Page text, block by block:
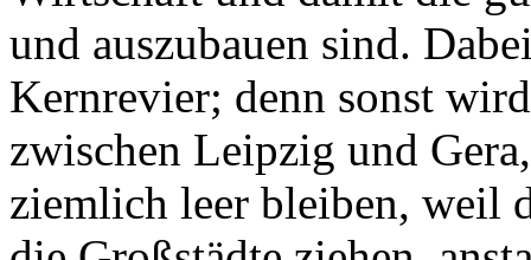
und auszubauen sind.
Kernrevier; denn sonst
zwischen Leipzig und
ziemlich leer bleiben, weil